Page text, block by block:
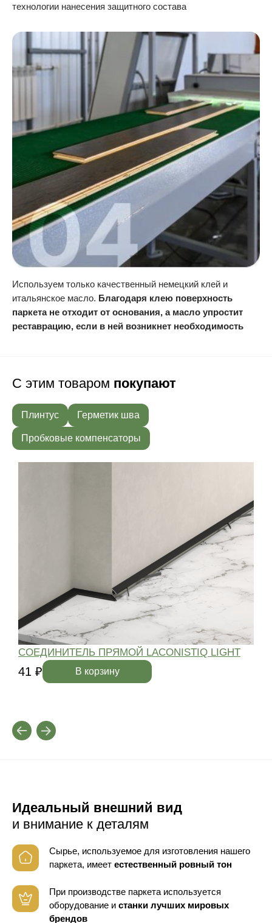
технологии нанесения защитного состава
Используем только качественный немецкий клей и
итальянское масло. Благодаря клею поверхность
паркета не отходит от основания, а масло упростит
реставрацию, если в ней возникнет необходимость
С этим товаром покупают
Плинтус Герметик шва
Пробковые компенсаторы
СОЕДИНИТЕЛЬ ПРЯМОЙ LACONISTIQ LIGHT
41 ₽ В корзину
Идеальный внешний вид
и внимание к деталям
Сырье, используемое для изготовления нашего
паркета, имеет естественный ровный тон
При производстве паркета используется
оборудование и станки лучших мировых
брендов